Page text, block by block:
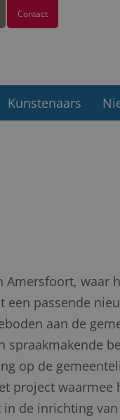
Contact
Kunstenaars
waar
passende
aan de
op de
project
de inrichting